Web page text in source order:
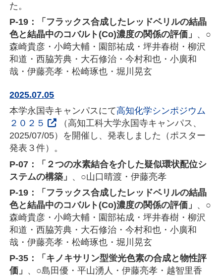
た。
P-19：「フラックス合成したレッドベリルの結晶
色と結晶中のコバルト(Co)濃度の関係の評価」 、○
森崎貴彦・小﨑大輔・園部祐成・坪井春樹・柳沢
和道・西脇芳典・大石修治・今村和也・小廣和
哉・伊藤亮孝・松崎琢也・堀川晃玄
2025.07.05
本学永国寺キャンパスにて高知化学シンポジウム
２０２５
（高知工科大学永国寺キャンパス、
2025/07/05）を開催し、発表しました（ポスター
発表３件）。
P-07：「２つの水素結合を介した疑似環状配位シ
ステムの構築」 、○山口晴渡・伊藤亮孝
P-19：「フラックス合成したレッドベリルの結晶
色と結晶中のコバルト(Co)濃度の関係の評価」 、○
森崎貴彦・小﨑大輔・園部祐成・坪井春樹・柳沢
和道・西脇芳典・大石修治・今村和也・小廣和
哉・伊藤亮孝・松崎琢也・堀川晃玄
P-35：「キノキサリン型蛍光色素の合成と物性評
価」 、○島田優・平山湧人・伊藤亮孝・越智里香